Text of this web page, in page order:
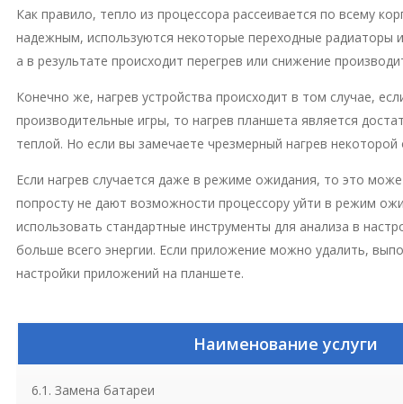
Как правило, тепло из процессора рассеивается по всему
надежным, используются некоторые переходные радиаторы
а в результате происходит перегрев или снижение
Конечно же, нагрев устройства происходит в том случае,
производительные игры, то нагрев планшета является
теплой. Но если вы замечаете чрезмерный нагрев
Если нагрев случается даже в режиме ожидания, то это
попросту не дают возможности процессору уйти в режим
использовать стандартные инструменты для анализа в
больше всего энергии. Если приложение можно удалить,
настройки приложений на планшете.
Наименование услуги
6.1. Замена батареи